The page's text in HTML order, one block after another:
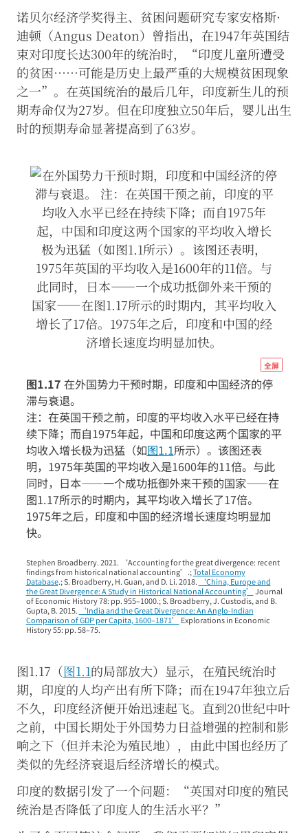
会
影
响
网
站
功
能
的
使
用
源）。
Cookie
验。
我
们
仅
在
您
同
意
情
况
下
才
诺贝尔经济学奖得主、贫困问题研究专家安格斯·
迪顿（Angus Deaton）曾指出，在1947年英国结
束对印度长达300年的统治时，“印度儿童所遭受
的贫困……可能是历史上最严重的大规模贫困现象
之一”。在英国统治的最后几年，印度新生儿的预
期寿命仅为27岁。但在印度独立50年后，婴儿出生
时的预期寿命显著提高到了63岁。
全屏
图1.17 在外国势力干预时期，印度和中国经济的停
滞与衰退。
注：在英国干预之前，印度的平均收入水平已经在持
续下降；而自1975年起，中国和印度这两个国家的平
均收入增长极为迅猛（如图1.1所示）。该图还表
明，1975年英国的平均收入是1600年的11倍。与此
同时，日本——一个成功抵御外来干预的国家——在
图1.17所示的时期内，其平均收入增长了17倍。
1975年之后，印度和中国的经济增长速度均明显加
快。
Stephen Broadberry. 2021. ‘Accounting for the great divergence: recent
findings from historical national accounting’.;Total Economy
Database.; S. Broadberry, H. Guan, and D. Li. 2018.
‘China, Europe and
the Great Divergence: A Study in Historical National Accounting’
Journal
of Economic History 78: pp. 955–1000.; S. Broadberry, J. Custodis, and B.
Gupta, B. 2015.
‘India and the Great Divergence: An Anglo-Indian
Comparison of GDP per Capita, 1600–1871’ Explorations in Economic
History 55: pp. 58–75.
图1.17（图1.1的局部放大）显示，在殖民统治时
期，印度的人均产出有所下降；而在1947年独立后
不久，印度经济便开始迅速起飞。直到20世纪中叶
之前，中国长期处于外国势力日益增强的控制和影
响之下（但并未沦为殖民地），由此中国也经历了
类似的先经济衰退后经济增长的模式。
印度的数据引发了一个问题：“英国对印度的殖民
统治是否降低了印度人的生活水平？”